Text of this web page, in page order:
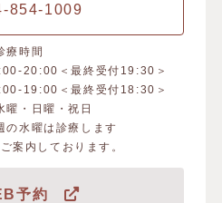
854-1009
療時間
20:00＜最終受付19:30＞
19:00＜最終受付18:30＞
曜・日曜・祝日
水曜は診療します
案内しております。
予約